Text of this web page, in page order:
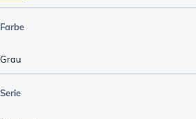
Farbe
Grau
Serie